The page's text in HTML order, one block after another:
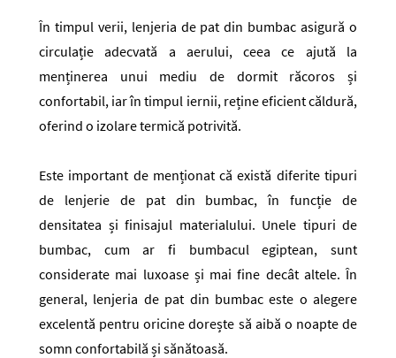
În timpul verii, lenjeria de pat din bumbac asigură o
circulație adecvată a aerului, ceea ce ajută la
menținerea unui mediu de dormit răcoros și
confortabil, iar în timpul iernii, reține eficient căldură,
oferind o izolare termică potrivită.
Este important de menționat că există diferite tipuri
de lenjerie de pat din bumbac, în funcție de
densitatea și finisajul materialului. Unele tipuri de
bumbac, cum ar fi bumbacul egiptean, sunt
considerate mai luxoase și mai fine decât altele. În
general, lenjeria de pat din bumbac este o alegere
excelentă pentru oricine dorește să aibă o noapte de
somn confortabilă și sănătoasă.